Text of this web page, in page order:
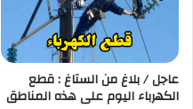
عاجل / بلاغ من الستاغ : قطع
الكهرباء اليوم على هذه المناطق